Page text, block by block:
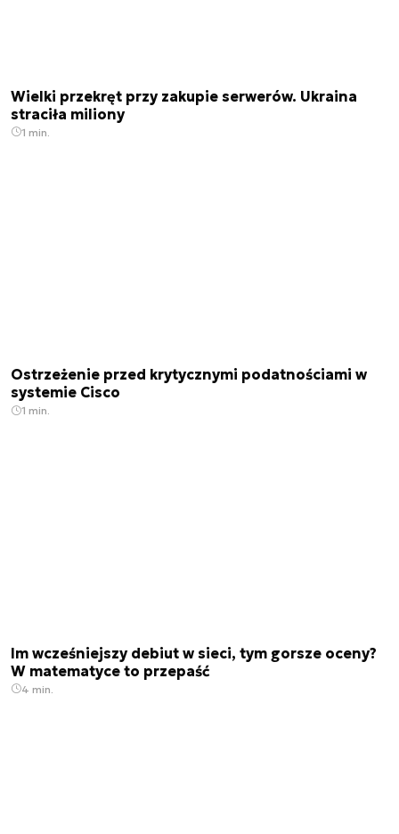
Wielki przekręt przy zakupie serwerów. Ukraina
straciła miliony
1 min.
Ostrzeżenie przed krytycznymi podatnościami w
systemie Cisco
1 min.
Im wcześniejszy debiut w sieci, tym gorsze oceny?
W matematyce to przepaść
4 min.